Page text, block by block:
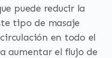
puede reducir la
tipo de masaje
en todo el
aumentar el flujo de